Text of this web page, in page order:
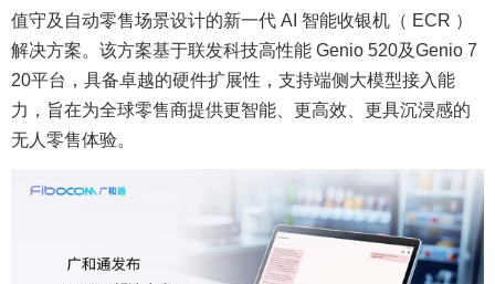
值守及自动零售场景设计的新一代 AI 智能收银机（ ECR ）
解决方案。该方案基于联发科技高性能 Genio 520及Genio 7
20平台，具备卓越的硬件扩展性，支持端侧大模型接入能
力，旨在为全球零售商提供更智能、更高效、更具沉浸感的
无人零售体验。